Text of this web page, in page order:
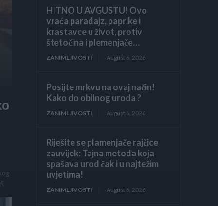
HITNO U AVGUSTU! Ovo
vraća paradajz, paprike i
krastavce u život, protiv
štetočina i plemenjače…
ZANIMLJIVOSTI August 6, 2026
Posijte mrkvu na ovaj način!
Kako do obilnog uroda ?
ZANIMLJIVOSTI August 6, 2026
Riješite se plamenjače rajčice
zauvijek: Tajna metoda koja
spašava urod čak i u najtežim
uvjetima!
ZANIMLJIVOSTI August 6, 2026